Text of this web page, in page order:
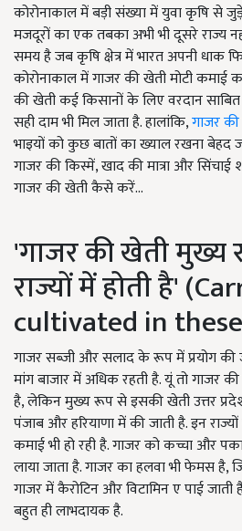
कोरोनाकाल में बड़ी संख्या में युवा कृषि से
मजदूरों का एक तबका अभी भी दूसरे राज्य
समय है जब कृषि क्षेत्र में भारत अपनी धाक
कोरोनाकाल में गाजर की खेती मोटी कमाई
की खेती कई किसानों के लिए वरदान
सही दाम भी मिल जाता है. हालांकि,गाजर
भाइयों को कुछ बातों का ख्याल रखना बेहद
गाजर की किस्में, खाद की मात्रा और
गाजर की खेती कैसे करें...
'गाजर की खेती
राज्यों में होती है'
cultivated in
गाजर सब्जी और सलाद के रूप में प्रयोग
मांग बाजार में अधिक रहती है. यूं तो गाजर
है, लेकिन मुख्य रूप से इसकी खेती उत्तर
पंजाब और हरियाणा में की जाती है. इन
कमाई भी हो रही है. गाजर को कच्चा और
लाया जाता है. गाजर का हलवा भी फेमस है,
गाजर में कैरोटिन और विटामिन ए पाई
बहुत ही लाभदायक है.